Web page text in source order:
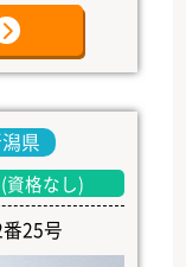
県
資格なし)
25号